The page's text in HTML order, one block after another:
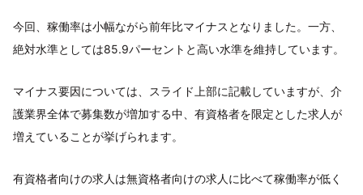
今回、稼働率は小幅ながら前年比マイナスとなりました。一方、
絶対水準としては85.9パーセントと高い水準を維持しています。
マイナス要因については、スライド上部に記載していますが、介
護業界全体で募集数が増加する中、有資格者を限定とした求人が
増えていることが挙げられます。
有資格者向けの求人は無資格者向けの求人に比べて稼働率が低く